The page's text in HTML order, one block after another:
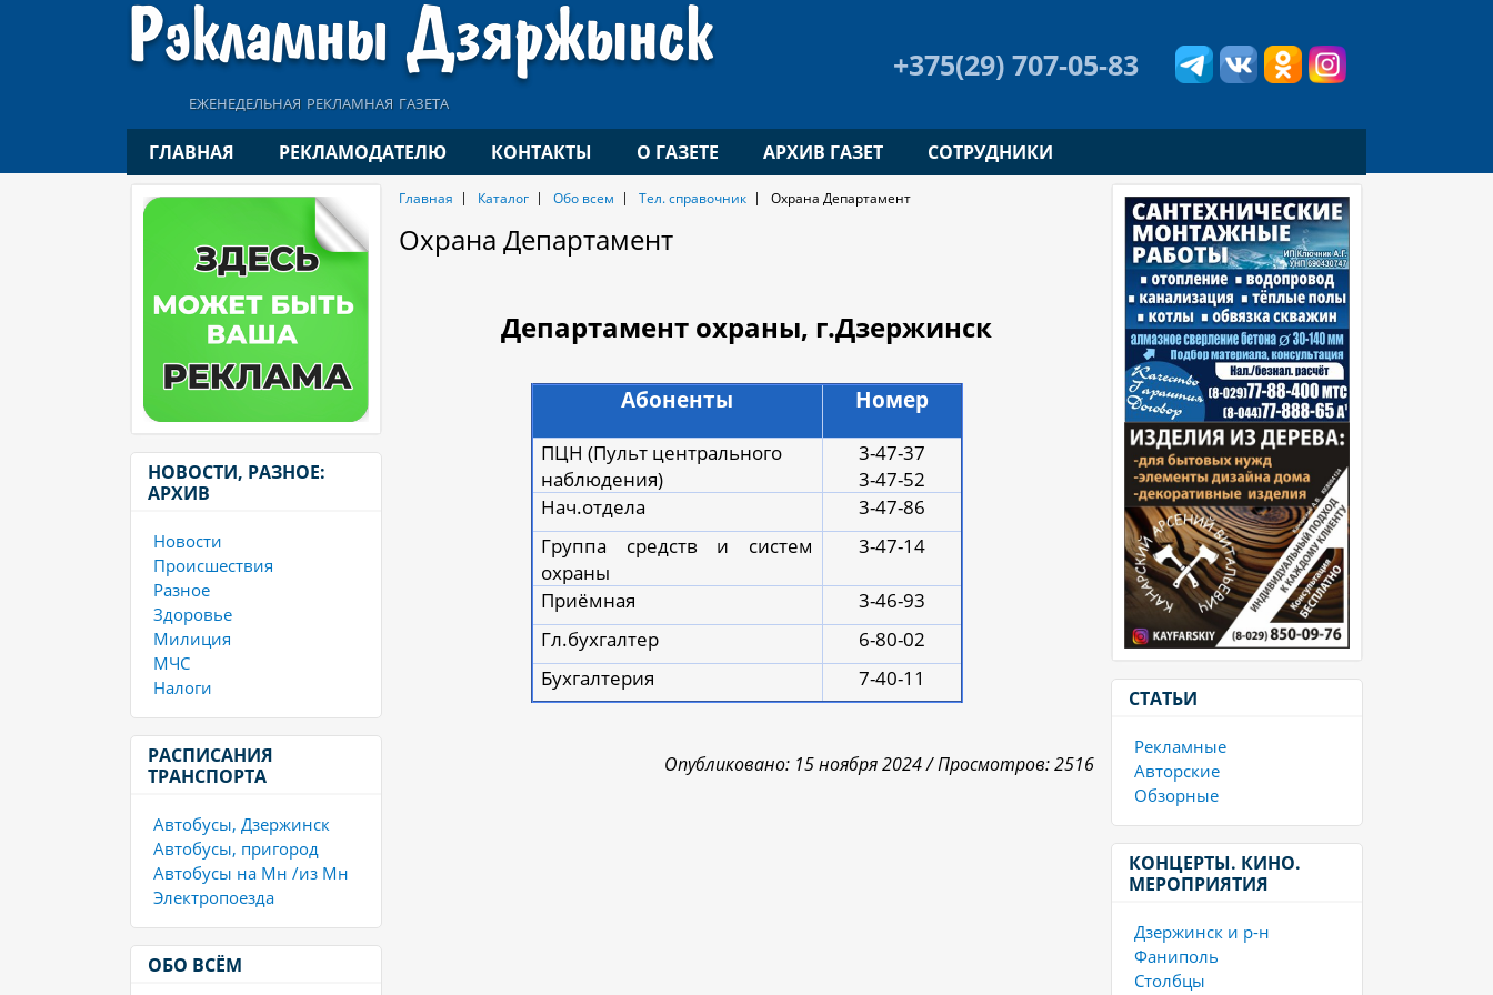
еженедельная рекламная газета
+375(29) 707-05-83
ГЛАВНАЯ РЕКЛАМОДАТЕЛЮ КОНТАКТЫ О ГАЗЕТЕ АРХИВ ГАЗЕТ СОТРУДНИКИ
НОВОСТИ, РАЗНОЕ:
АРХИВ
Новости
Происшествия
Разное
Здоровье
Милиция
МЧС
Налоги
РАСПИСАНИЯ
ТРАНСПОРТА
Автобусы, Дзержинск
Автобусы, пригород
Автобусы на Мн /из Мн
Электропоезда
ОБО ВСЁМ
Главная Каталог Обо всем Тел. справочник Охрана Департамент
Охрана Департамент
Департамент охраны, г.Дзержинск
Абоненты Номер
ПЦН (Пульт центрального
наблюдения)
3-47-37
3-47-52
Нач.отдела
3-47-86
Группа средств и систем
охраны
3-47-14
Приёмная
3-46-93
Гл.бухгалтер
6-80-02
Бухгалтерия
7-40-11
Опубликовано: 15 ноября 2024 /Просмотров: 2516
СТАТЬИ
Рекламные
Авторские
Обзорные
КОНЦЕРТЫ. КИНО.
МЕРОПРИЯТИЯ
Дзержинск и р-н
Фаниполь
Столбцы